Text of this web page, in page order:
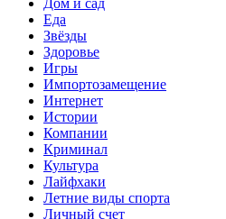
Еда
Звёзды
Здоровье
Игры
Импортозамещение
Интернет
Истории
Компании
Криминал
Культура
Лайфхаки
Летние виды спорта
Личный счет